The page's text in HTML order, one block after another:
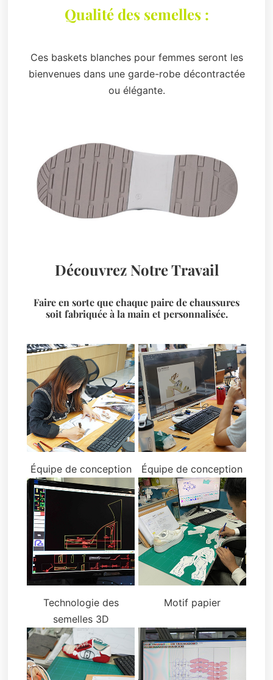
Qualité des semelles :
Ces baskets blanches pour femmes seront les
bienvenues dans une garde-robe décontractée
ou élégante.
Découvrez Notre Travail
Faire en sorte que chaque paire de chaussures
soit fabriquée à la main et personnalisée.
Équipe de conception Équipe de conception
Technologie des
semelles 3D
Motif papier